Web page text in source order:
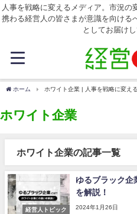
人事を戦略に変えるメディア。市況の
携わる経営人の皆さまが意識を向ける
としてお届けし
ホーム ホワイト企業 | 人事を戦略に変え
ホワイト企業
ホワイト企業の記事一覧
経営人トピック
ゆるブラック企
を解説！
2024年1月26日